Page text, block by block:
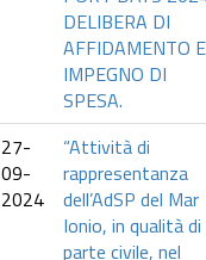
DELIBERA DI
AFFIDAMENTO
IMPEGNO DI
SPESA.
27-
09-
2024
“Attività di
rappresentanza
dell’AdSP del Mar
Ionio, in qualità di
parte civile, nel